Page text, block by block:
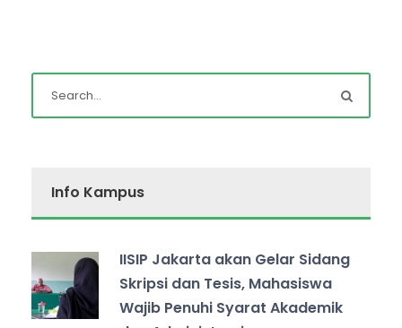
Info Kampus
IISIP Jakarta akan Gelar Sidang
Skripsi dan Tesis, Mahasiswa
Wajib Penuhi Syarat Akademik